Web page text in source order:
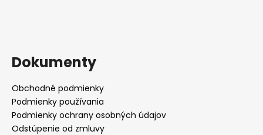
Dokumenty
Obchodné podmienky
Podmienky používania
Podmienky ochrany osobných údajov
Odstúpenie od zmluvy